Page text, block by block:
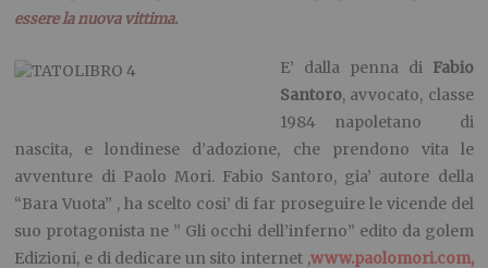
essere la nuova vittima.
E’ dalla penna di Fabio
Santoro, avvocato, classe
1984 napoletano di
nascita, e londinese d’adozione, che prendono vita le
avventure di Paolo Mori. Fabio Santoro, gia’ autore della
“Bara Vuota” , ha scelto cosi’ di far proseguire le vicende del
suo protagonista ne ” Gli occhi dell’inferno” edito da golem
Edizioni, e di dedicare un sito internet ,www.paolomori.com,